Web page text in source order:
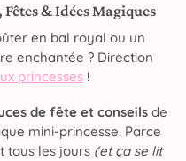
& Idées Magiques
en bal royal ou un
enchantée ? Direction
princesses !
de fête et conseils de
mini-princesse. Parce
tous les jours (et ça se lit